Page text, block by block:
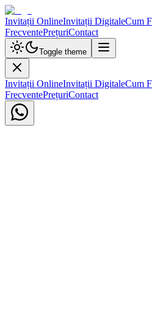
Invitații OnlineInvitații DigitaleCum
FrecventePrețuriContact
Toggle theme
Invitații OnlineInvitații DigitaleCum
FrecventePrețuriContact